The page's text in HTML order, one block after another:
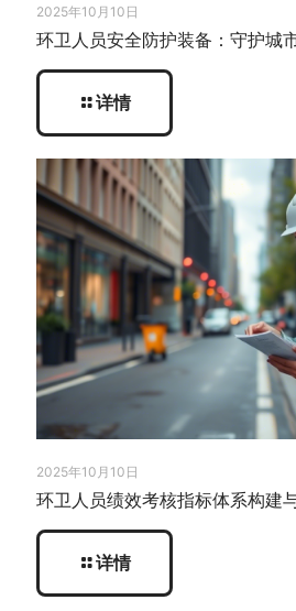
2025年10月10日
环卫人员安全防护装备：守护城
详情
2025年10月10日
环卫人员绩效考核指标体系构建
详情